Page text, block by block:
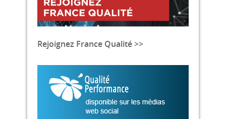
Rejoignez France Qualité >>